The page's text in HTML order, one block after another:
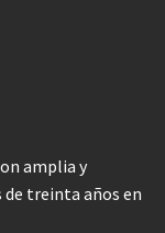
amplia y
treinta años en